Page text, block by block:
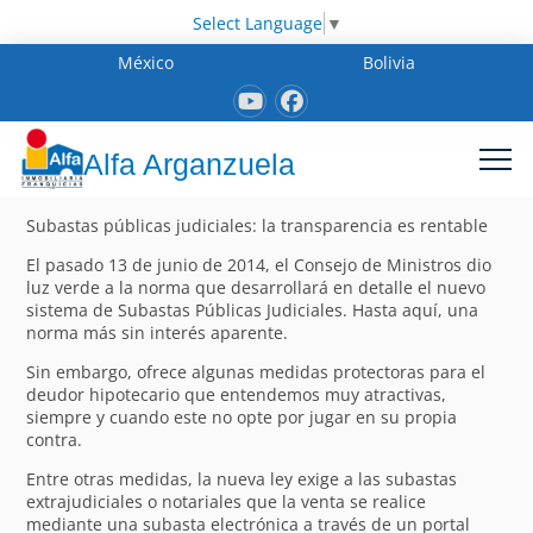
Select Language ▼
México
Bolivia
Alfa Arganzuela
Subastas públicas judiciales: la transparencia es rentable
El pasado 13 de junio de 2014, el Consejo de Ministros dio
luz verde a la norma que desarrollará en detalle el nuevo
sistema de Subastas Públicas Judiciales. Hasta aquí, una
norma más sin interés aparente.
Sin embargo, ofrece algunas medidas protectoras para el
deudor hipotecario que entendemos muy atractivas,
siempre y cuando este no opte por jugar en su propia
contra.
Entre otras medidas, la nueva ley exige a las subastas
extrajudiciales o notariales que la venta se realice
mediante una subasta electrónica a través de un portal